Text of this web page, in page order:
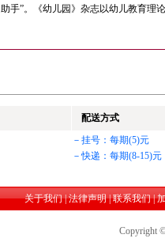
助手”。《幼儿园》杂志以幼儿教育